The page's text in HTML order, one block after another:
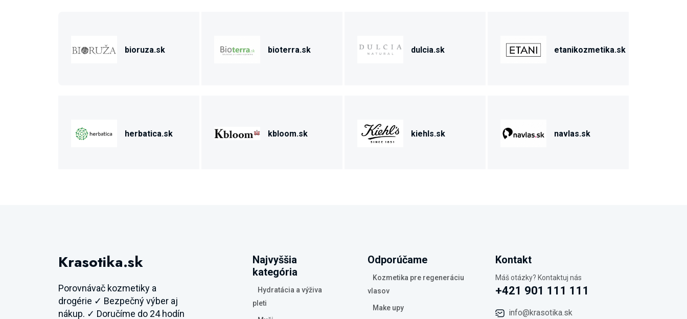
bioruza.sk bioterra.sk dulcia.sk etanikozmetika.sk
herbatica.sk kbloom.sk kiehls.sk navlas.sk
Krasotika.sk
Porovnávač kozmetiky a
drogérie ✓ Bezpečný výber aj
nákup. ✓ Doručíme do 24 hodín
Najvyššia
kategória
Hydratácia a výživa
pleti
Odporúčame
Kozmetika pre regeneráciu
vlasov
Make upy
Kontakt
Máš otázky? Kontaktuj nás
+421 901 111 111
info@krasotika.sk